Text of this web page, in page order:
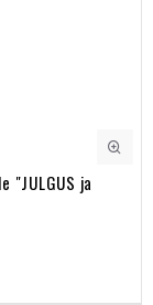
"JULGUS ja